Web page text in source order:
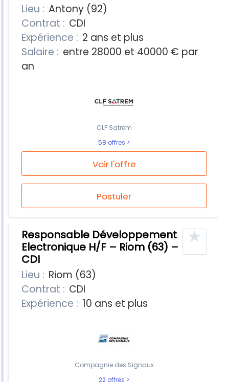
Lieu : Antony (92)
Contrat : CDI
Expérience : 2 ans et plus
Salaire : entre 28000 et 40000 € par
an
Voir l'offre
Postuler
CLF Satrem
58 offres
Responsable Développement
Electronique H/F – Riom (63) –
CDI
★
Lieu : Riom (63)
Contrat : CDI
Expérience : 10 ans et plus
Compagnie des Signaux
22 offres